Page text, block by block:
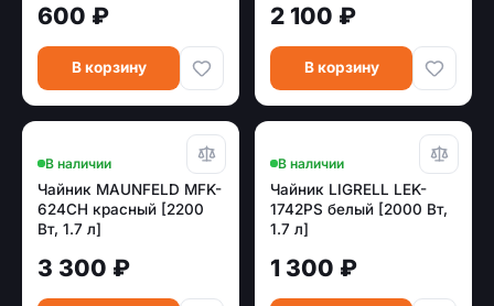
600 ₽
В корзину
2 100 ₽
В корзину
В наличии
Чайник MAUNFELD MFK-
624CH красный [2200
Вт, 1.7 л]
3 300 ₽
В наличии
Чайник LIGRELL LEK-
1742PS белый [2000 Вт,
1.7 л]
1 300 ₽